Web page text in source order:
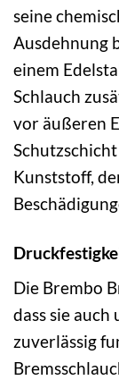
seine
Ausdehnung
einem
Schlauch
vor äußeren
Kunststoff,
Die Brembo
dass sie
zuverlässig